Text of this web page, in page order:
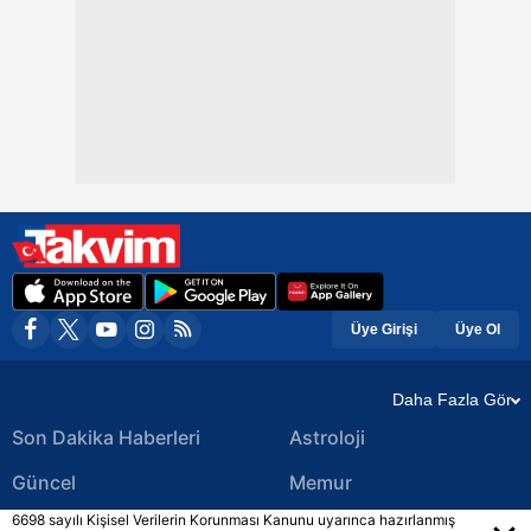
Üye Girişi Üye Ol
Daha Fazla Gör
Son Dakika Haberleri
Güncel
Astroloji
Memur
6698 sayılı Kişisel Verilerin Korunması Kanunu uyarınca hazırlanmış